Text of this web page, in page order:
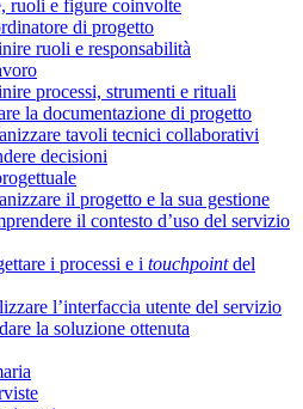
ruoli e figure coinvolte
di progetto
ruoli e responsabilità
processi, strumenti e rituali
la documentazione di progetto
tavoli tecnici collaborativi
decisioni
il progetto e la sua gestione
il contesto d’uso del servizio
i processi e i touchpointdel
l’interfaccia utente del servizio
la soluzione ottenuta